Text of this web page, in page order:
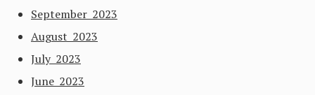
September 2023
August 2023
July 2023
June 2023